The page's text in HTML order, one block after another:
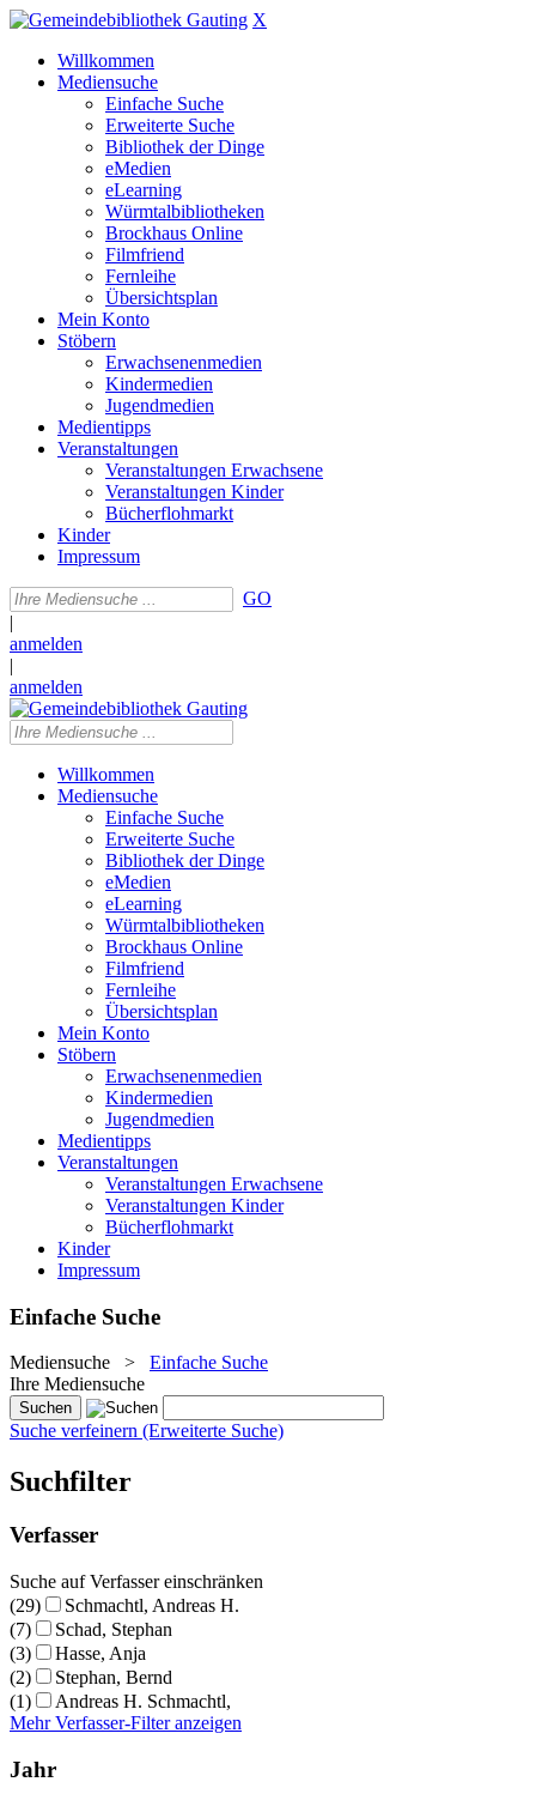
X
Willkommen
Mediensuche
Einfache Suche
Erweiterte Suche
Bibliothek der Dinge
eMedien
eLearning
Würmtalbibliotheken
Brockhaus Online
Filmfriend
Fernleihe
Übersichtsplan
Mein Konto
Stöbern
Erwachsenenmedien
Kindermedien
Jugendmedien
Medientipps
Veranstaltungen
Veranstaltungen Erwachsene
Veranstaltungen Kinder
Bücherflohmarkt
Kinder
Impressum
GO
|
anmelden
|
anmelden
Willkommen
Mediensuche
Einfache Suche
Erweiterte Suche
Bibliothek der Dinge
eMedien
eLearning
Würmtalbibliotheken
Brockhaus Online
Filmfriend
Fernleihe
Übersichtsplan
Mein Konto
Stöbern
Erwachsenenmedien
Kindermedien
Jugendmedien
Medientipps
Veranstaltungen
Veranstaltungen Erwachsene
Veranstaltungen Kinder
Bücherflohmarkt
Kinder
Impressum
Einfache Suche
Mediensuche > Einfache Suche
Ihre Mediensuche
Suche verfeinern (Erweiterte Suche)
Suchfilter
Verfasser
Suche auf Verfasser einschränken
(29)
Schmachtl, Andreas H.
(7)
Schad, Stephan
(3)
Hasse, Anja
(2)
Stephan, Bernd
(1)
Andreas H. Schmachtl,
Mehr Verfasser-Filter anzeigen
Jahr